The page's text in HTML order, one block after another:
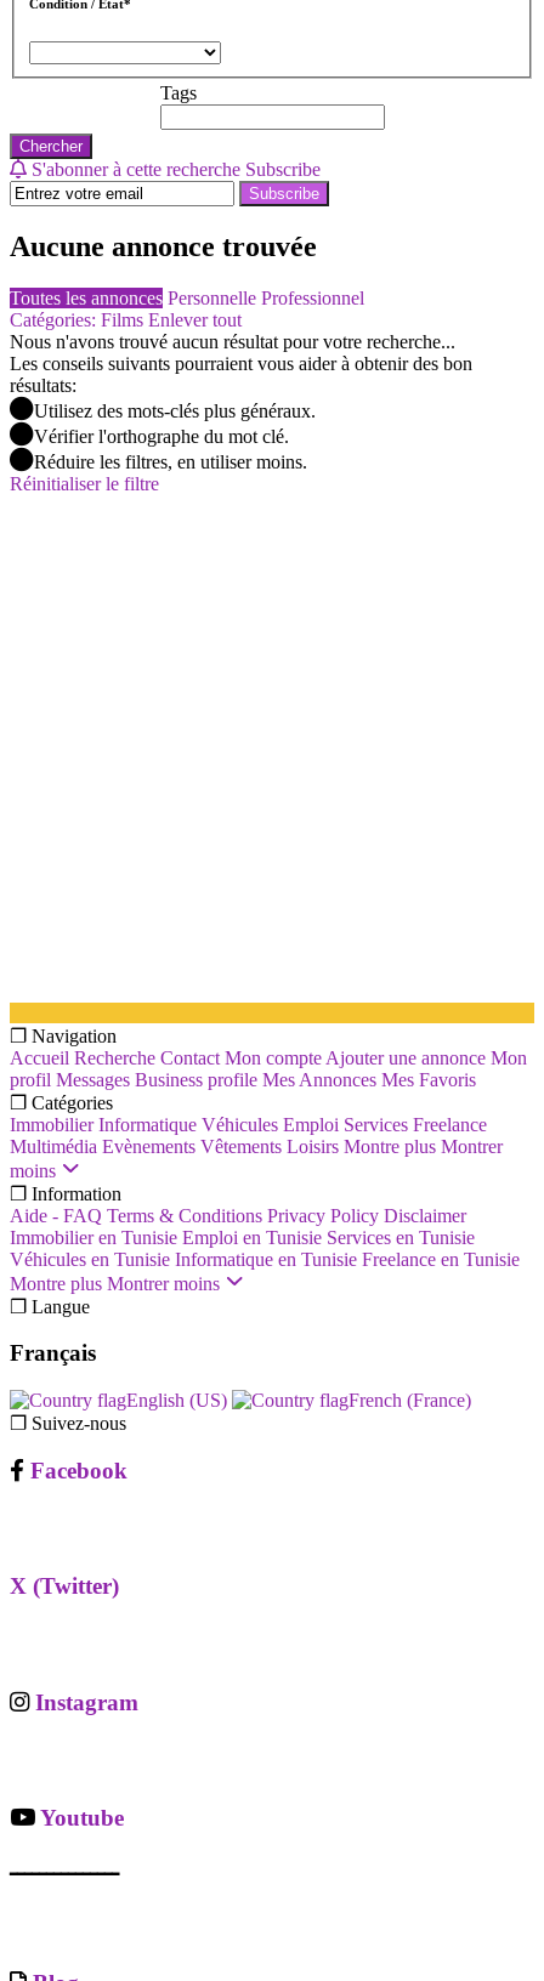
Condition / Etat*
Tags
Chercher
S'abonner à cette recherche Subscribe
Subscribe
Aucune annonce trouvée
Toutes les annonces Personnelle Professionnel
Catégories: Films Enlever tout
Nous n'avons trouvé aucun résultat pour votre recherche...
Les conseils suivants pourraient vous aider à obtenir des bon
résultats:
Utilisez des mots-clés plus généraux.
Vérifier l'orthographe du mot clé.
Réduire les filtres, en utiliser moins.
Réinitialiser le filtre
❐ Navigation
Accueil Recherche Contact Mon compte Ajouter une annonce Mon
profil Messages Business profile Mes Annonces Mes Favoris
❐ Catégories
Immobilier Informatique Véhicules Emploi Services Freelance
Multimédia Evènements Vêtements Loisirs Montre plus Montrer
moins
❐ Information
Aide - FAQ Terms & Conditions Privacy Policy Disclaimer
Immobilier en Tunisie Emploi en Tunisie Services en Tunisie
Véhicules en Tunisie Informatique en Tunisie Freelance en Tunisie
Montre plus Montrer moins
❐ Langue
Français
English (US)‎
French (France)‎
❐ Suivez-nous
Facebook
X (Twitter)
Instagram
Youtube
ـــــــــــــــ